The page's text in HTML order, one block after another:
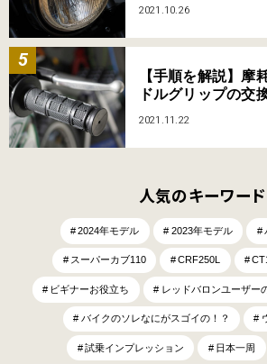
2021.10.26
【手順を解説】摩
ドルグリップの交
2021.11.22
人気のキーワード
2024年モデル 2023年モデル
スーパーカブ110 CRF250L
ビギナーお役立ち レッドバロンユーザー
バイクのソレなにがスゴイの！？
試乗インプレッション 日本一周